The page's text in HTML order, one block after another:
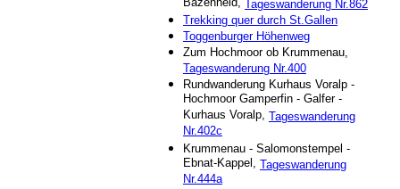
Bazenheid,
Tageswanderung Nr.862
Trekking quer durch St.Gallen
Toggenburger Höhenweg
Zum Hochmoor ob Krummenau,
Tageswanderung Nr.400
Rundwanderung Kurhaus Voralp -
Hochmoor Gamperfin - Galfer -
Kurhaus Voralp, Tageswanderung
Nr.402c
Krummenau - Salomonstempel -
Ebnat-Kappel, Tageswanderung
Nr.444a